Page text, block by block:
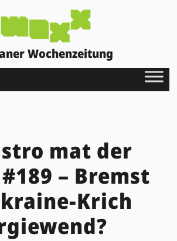
Wochenzeitung
mat der
– Bremst
Krich